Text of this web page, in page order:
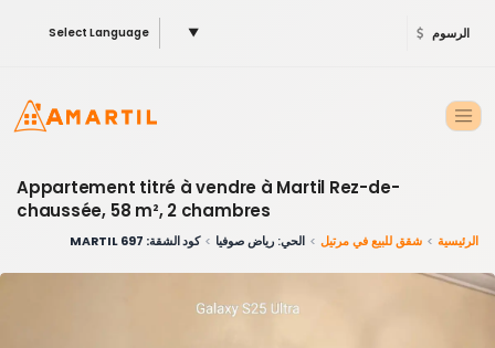
Select Language ▼ الرسوم
Appartement titré à vendre à Martil Rez-de-
chaussée, 58 m², 2 chambres
الرئيسية شقق للبيع في مرتيل الحي: رياض صوفيا كود الشقة: 697 MARTIL